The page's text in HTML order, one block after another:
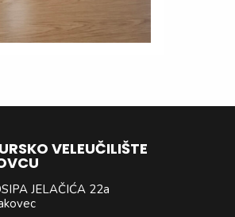
VELEUČILIŠTE
JELAČIĆA 22a